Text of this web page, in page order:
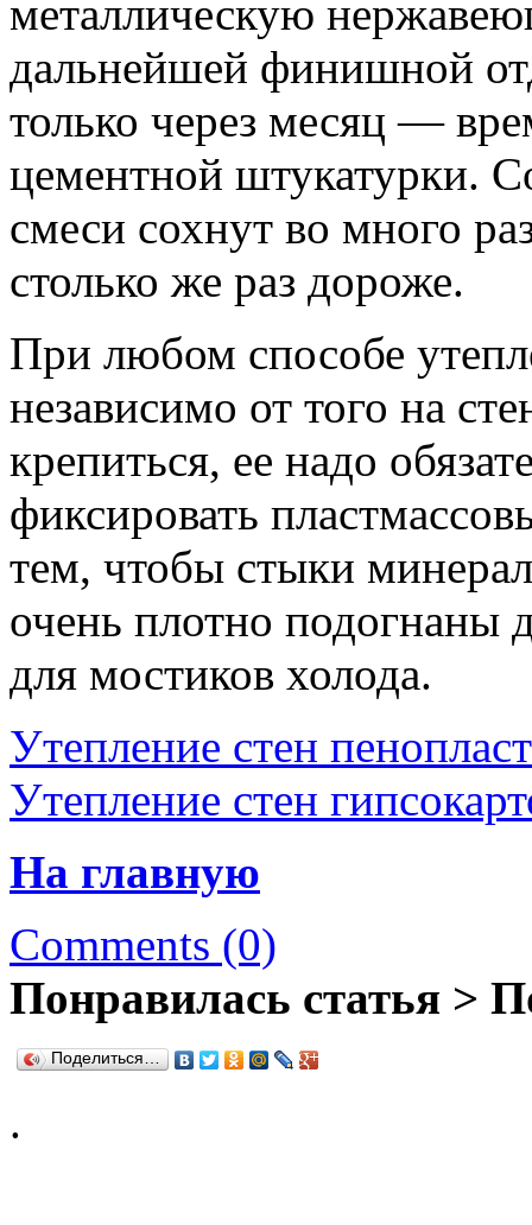
металлическую
дальнейшей финишной
только через месяц —
цементной штукатурки.
смеси сохнут во много
столько же раз дороже.
При любом способе
независимо от того на
крепиться, ее надо
фиксировать
тем, чтобы стыки
очень плотно подогнаны
для мостиков холода.
Утепление стен
Утепление стен
На главную
Comments (0)
Понравилась статья >
Поделиться…
.